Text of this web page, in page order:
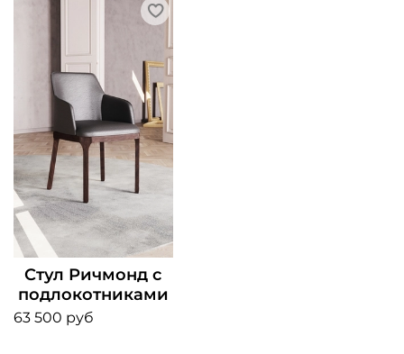
Стул Ричмонд с
подлокотниками
63 500 руб